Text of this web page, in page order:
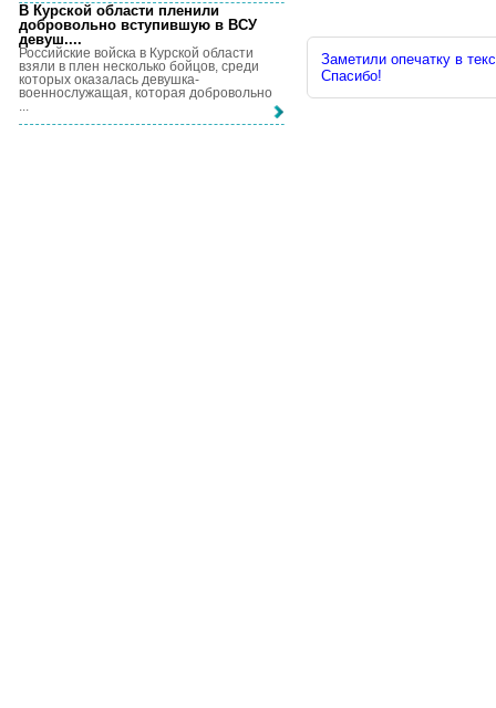
Заметили опечатку в
Спасибо!
В Курской области пленили
добровольно вступившую в ВСУ
девуш....
Российские войска в Курской области
взяли в плен несколько бойцов, среди
которых оказалась девушка-
военнослужащая, которая добровольно
...